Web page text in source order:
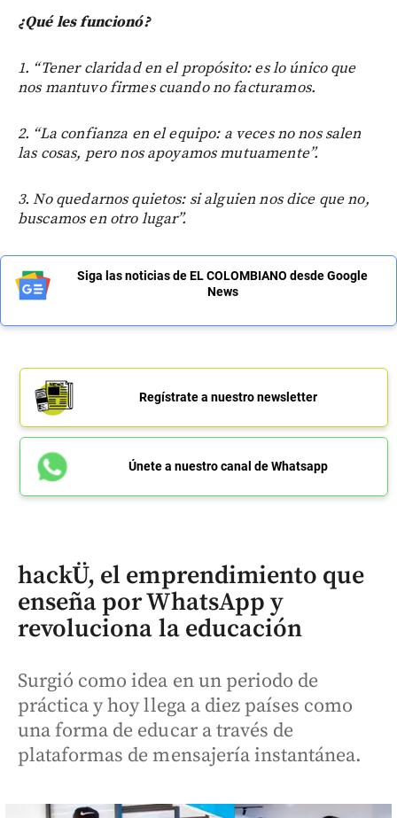
¿Qué les funcionó?
1. “Tener claridad en el propósito: es lo único que
nos mantuvo firmes cuando no facturamos.
2. “La confianza en el equipo: a veces no nos salen
las cosas, pero nos apoyamos mutuamente”.
3. No quedarnos quietos: si alguien nos dice que no,
buscamos en otro lugar”.
Siga las noticias de EL COLOMBIANO desde Google
News
Regístrate a nuestro newsletter
Únete a nuestro canal de Whatsapp
hackÜ, el emprendimiento que
enseña por WhatsApp y
revoluciona la educación
Surgió como idea en un periodo de
práctica y hoy llega a diez países como
una forma de educar a través de
plataformas de mensajería instantánea.